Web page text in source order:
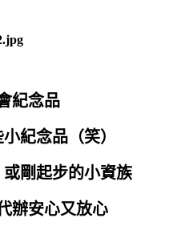
紀念品
紀念品（笑）
剛起步的小資族
辦安心又放心